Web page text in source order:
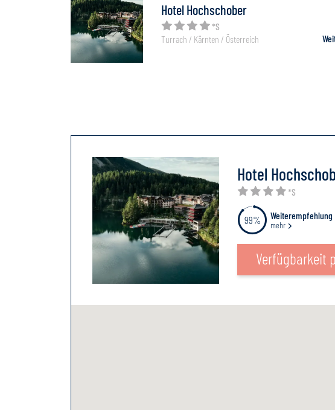
Hotel Hochschober
*S
Turrach / Kärnten / Österreich
Hotel
*S
99% Weiterempfehlung
mehr
Verfügbarkeit